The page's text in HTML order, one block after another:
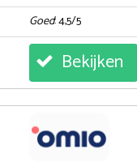
Goed: 4,5/5
Bekijken